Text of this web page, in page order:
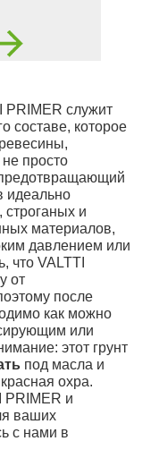
PRIMER служит
составе, которое
просто
идеально
строганых и
материалов,
давлением или
что VALTTI
от
после
как можно
или
этот грунт
под масла и
охра.
PRIMER и
ваших
с нами в